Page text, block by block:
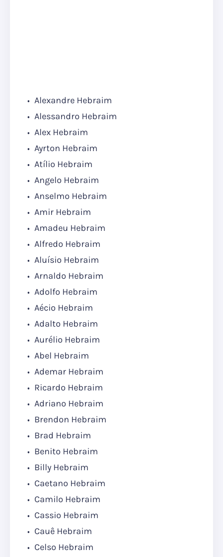
Alexandre Hebraim
Alessandro Hebraim
Alex Hebraim
Ayrton Hebraim
Atílio Hebraim
Angelo Hebraim
Anselmo Hebraim
Amir Hebraim
Amadeu Hebraim
Alfredo Hebraim
Aluísio Hebraim
Arnaldo Hebraim
Adolfo Hebraim
Aécio Hebraim
Adalto Hebraim
Aurélio Hebraim
Abel Hebraim
Ademar Hebraim
Ricardo Hebraim
Adriano Hebraim
Brendon Hebraim
Brad Hebraim
Benito Hebraim
Billy Hebraim
Caetano Hebraim
Camilo Hebraim
Cassio Hebraim
Cauê Hebraim
Celso Hebraim